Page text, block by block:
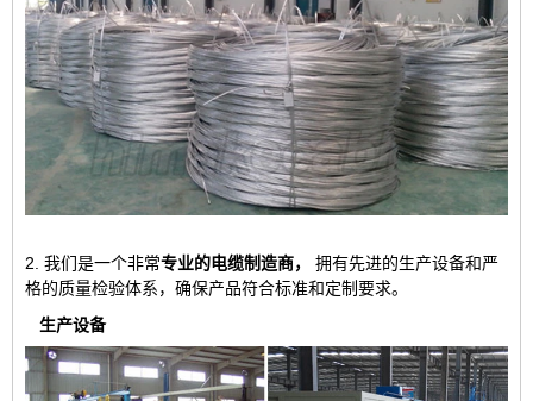
2. 我们是一个非常专业的电缆制造商，
拥有先进的生产设备和严
格的质量检验体系，确保产品符合标准和定制要求。
生产设备